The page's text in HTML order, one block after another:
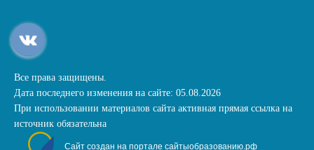
Все права защищены.
Дата последнего изменения на сайте: 05.08.2026
При использовании материалов сайта активная прямая ссылка на
источник обязательна
Сайт создан на портале сайтыобразованию.рф